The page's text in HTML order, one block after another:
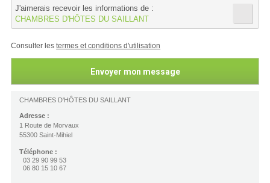
J'aimerais recevoir les informations de :
CHAMBRES D'HÔTES DU SAILLANT
Consulter lestermes et conditions d'utilisation
CHAMBRES D'HÔTES DU SAILLANT
Adresse :
1 Route de Morvaux
55300 Saint-Mihiel
Téléphone :
03 29 90 99 53
06 80 15 10 67